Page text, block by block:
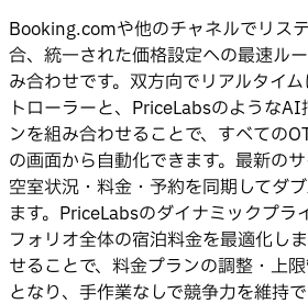
Booking.comや他のチャネルでリス
合、統一された価格設定への最速ル
み合わせです。双方向でリアルタイ
トローラーと、PriceLabsのような
ンを組み合わせることで、すべての
の画面から自動化できます。最新の
空室状況・料金・予約を同期してダ
ます。PriceLabsのダイナミックプラ
フォリオ全体の宿泊料金を最適化し
せることで、料金プランの調整・上
となり、手作業なしで競争力を維持